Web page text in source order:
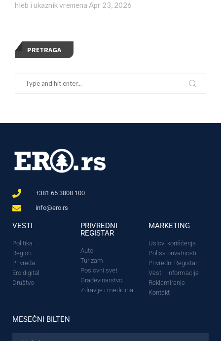
hleb i ukaznik vremena Apr 23, 2026
PRETRAGA
+381 65 3808 100
info@ero.rs
VESTI
Politika
Region
Privreda
Ero digital
Društvo
PRIVREDNI
REGISTAR
Auto
Turizam
Poslovni svet
Građevinarstvo
Zdravlje i medicina
MARKETING
Uslovi korišćenja
Polisa privatnosti
Privredni Registar
Vesti i informacije
Reklamiranje
Kontakt
MESEČNI BILTEN